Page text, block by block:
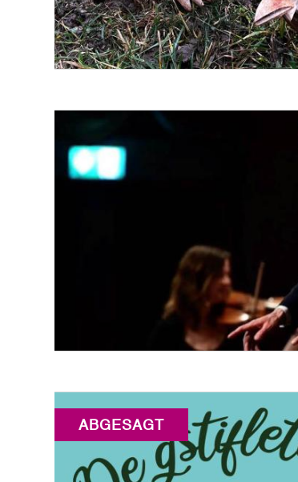
ABGESAGT